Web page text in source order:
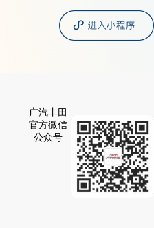
广汽丰田
官方微信
公众号